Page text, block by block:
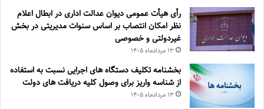
رأی هیأت عمومی دیوان عدالت اداری در ابطال اعلام
نظر امکان انتصاب بر اساس سنوات مدیریتی در بخش
غیردولتی و خصوصی
۱۳ مرداد‌ماه ۱۴۰۵
بخشنامه تکلیف دستگاه های اجرایی نسبت به استفاده
از شناسه واریز برای وصول کلیه دریافت های دولت
۱۳ مرداد‌ماه ۱۴۰۵